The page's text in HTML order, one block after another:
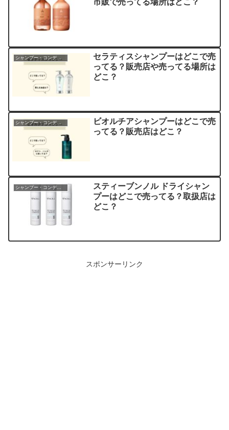
市販で売ってる場所はどこ？
シャンプー・コンディショナー
セラティスシャンプーはどこで売
ってる？販売店や売ってる場所は
どこ？
シャンプー・コンディショナー
ビオルチアシャンプーはどこで売
ってる？販売店はどこ？
スティーブンノル ドライシャン
プーはどこで売ってる？取扱店は
どこ？
スポンサーリンク